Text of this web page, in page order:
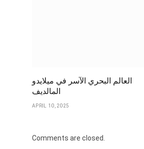
العالم البحري الآسر في ميلايدو
المالديف
APRIL 10, 2025
Comments are closed.